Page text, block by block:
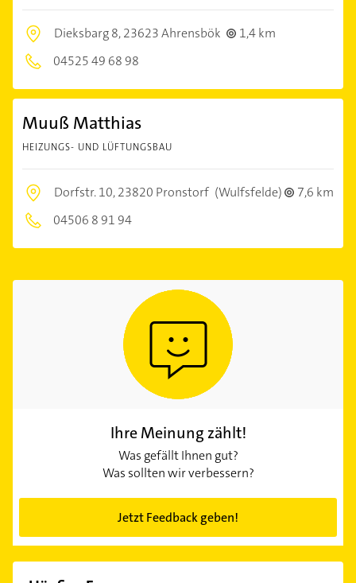
Dieksbarg 8,23623 Ahrensbök
1,4 km
04525 49 68 98
Muuß Matthias
HEIZUNGS- UND LÜFTUNGSBAU
Dorfstr. 10,23820 Pronstorf (Wulfsfelde)
7,6 km
04506 8 91 94
Ihre Meinung zählt!
Was gefällt Ihnen gut?
Was sollten wir verbessern?
Jetzt Feedback geben!